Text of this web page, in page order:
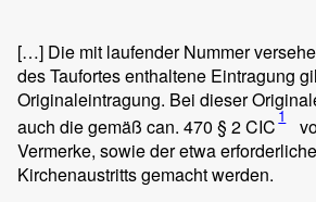
[…] Die mit laufender Nummer
des Taufortes enthaltene Eintragung
Originaleintragung. Bei dieser
auch die gemäß can. 470 § 2 CIC1
Vermerke, sowie der etwa
Kirchenaustritts gemacht werden.